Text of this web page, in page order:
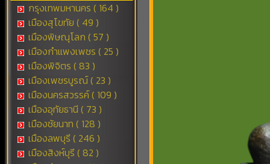
กรุงเทพมหานคร ( 164 )
เมืองสุโขทัย ( 49 )
เมืองพิษณุโลก ( 57 )
เมืองกำแพงเพชร ( 25 )
เมืองพิจิตร ( 83 )
เมืองเพชรบูรณ์ ( 23 )
เมืองนครสวรรค์ ( 109 )
เมืองอุทัยธานี ( 73 )
เมืองชัยนาท ( 128 )
เมืองลพบุรี ( 246 )
เมืองสิงห์บุรี ( 82 )